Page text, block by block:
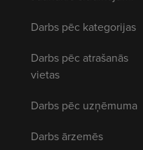
Darbs pēc kategorijas
Darbs pēc atrašanās
vietas
Darbs pēc uzņēmuma
Darbs ārzemēs